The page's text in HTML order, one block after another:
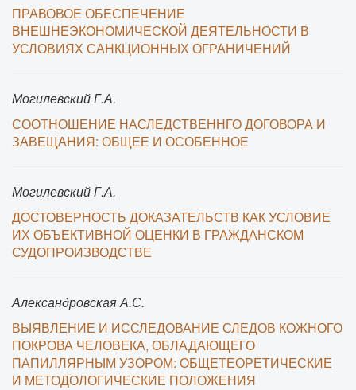
ПРАВОВОЕ ОБЕСПЕЧЕНИЕ
ВНЕШНЕЭКОНОМИЧЕСКОЙ ДЕЯТЕЛЬНОСТИ В
УСЛОВИЯХ САНКЦИОННЫХ ОГРАНИЧЕНИЙ
Могилевский Г.А.
СООТНОШЕНИЕ НАСЛЕДСТВЕННГО ДОГОВОРА И
ЗАВЕЩАНИЯ: ОБЩЕЕ И ОСОБЕННОЕ
Могилевский Г.А.
ДОСТОВЕРНОСТЬ ДОКАЗАТЕЛЬСТВ КАК УСЛОВИЕ
ИХ ОБЪЕКТИВНОЙ ОЦЕНКИ В ГРАЖДАНСКОМ
СУДОПРОИЗВОДСТВЕ
Александровская А.С.
ВЫЯВЛЕНИЕ И ИССЛЕДОВАНИЕ СЛЕДОВ КОЖНОГО
ПОКРОВА ЧЕЛОВЕКА, ОБЛАДАЮЩЕГО
ПАПИЛЛЯРНЫМ УЗОРОМ: ОБЩЕТЕОРЕТИЧЕСКИЕ
И МЕТОДОЛОГИЧЕСКИЕ ПОЛОЖЕНИЯ